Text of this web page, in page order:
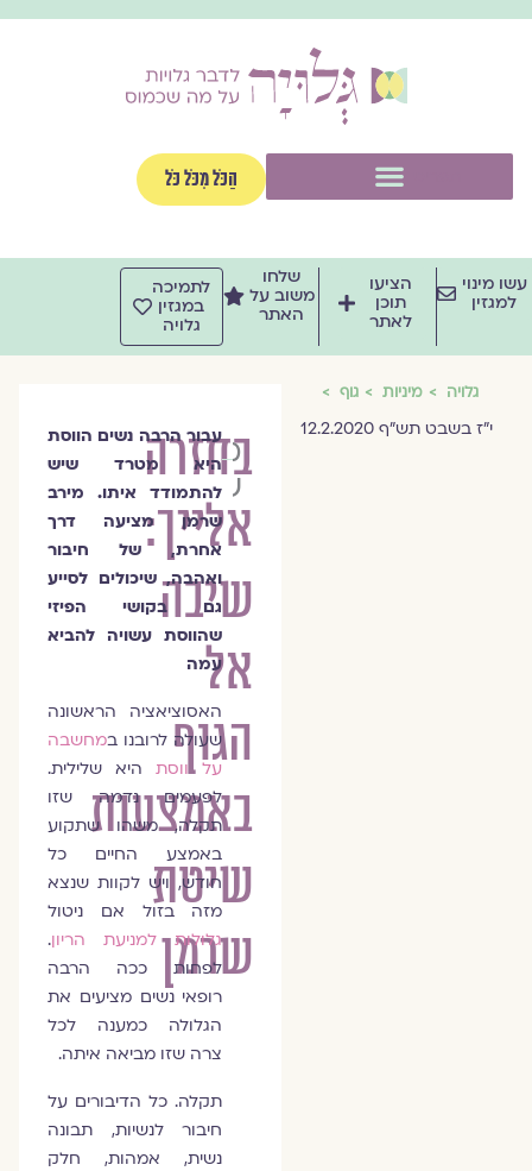
הַכֹּל מִכֹּל כֹּל
מינוי
למגזין
הציעו
תוכן
לאתר
שלחו
משוב על
האתר
לתמיכה
במגזין
גלויה
גלויה מיניות גוף
י"ז בשבט תש"ף 12.2.2020
בחזרה
אלייך:
שיבה
אל
הגוף
באמצעות
שיטת
שרמן
מירב
שרמן
עבור הרבה נשים הווסת
היא מטרד שיש
להתמודד איתו. מירב
שרמן מציעה דרך
אחרת, של חיבור
ואהבה, שיכולים לסייע
גם בקושי הפיזי
שהווסת עשויה להביא
עמה
האסוציאציה הראשונה
שעולה לרובנו ב מחשבה
על ווסת היא שלילית.
לפעמים נדמה שזו
תקלה, משהו שתקוע
באמצע החיים כל
חודש, ויש לקוות שנצא
מזה בזול אם ניטול
גלולות למניעת הריון.
לפחות ככה הרבה
רופאי נשים מציעים את
הגלולה כמענה לכל
צרה שזו מביאה איתה.
תקלה. כל הדיבורים על
חיבור לנשיות, תבונה
נשית, אמהות, חלק